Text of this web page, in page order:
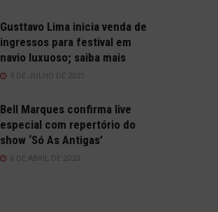
Gusttavo Lima inicia venda de
ingressos para festival em
navio luxuoso; saiba mais
9 DE JULHO DE 2021
Bell Marques confirma live
especial com repertório do
show ‘Só As Antigas’
6 DE ABRIL DE 2020